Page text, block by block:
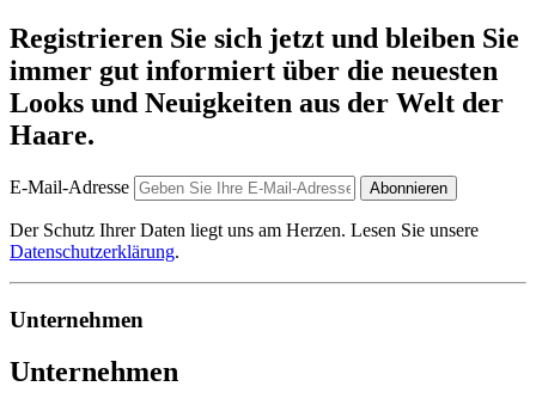
Registrieren Sie sich jetzt und bleiben Sie
immer gut informiert über die neuesten
Looks und Neuigkeiten aus der Welt der
Haare.
E-Mail-Adresse Abonnieren
Der Schutz Ihrer Daten liegt uns am Herzen. Lesen Sie unsere
Datenschutzerklärung.
Unternehmen
Unternehmen